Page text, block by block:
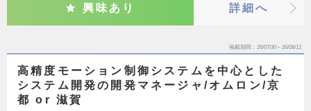
興味あり 詳細へ
掲載期間 26/07/30～26/08/12
高精度モーション制御システムを中心とした
システム開発の開発マネージャ/オムロン/京
都 or 滋賀